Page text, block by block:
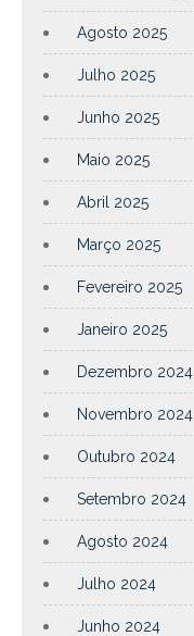
Agosto 2025
Julho 2025
Junho 2025
Maio 2025
Abril 2025
Março 2025
Fevereiro 2025
Janeiro 2025
Dezembro 2024
Novembro 2024
Outubro 2024
Setembro 2024
Agosto 2024
Julho 2024
Junho 2024